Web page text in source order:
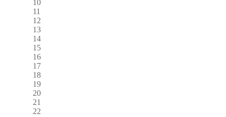
10
11
12
13
14
15
16
17
18
19
20
21
22